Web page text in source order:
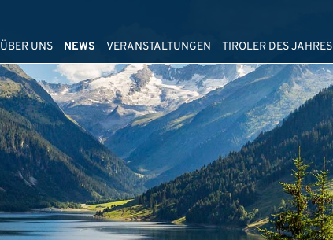
ÜBER UNS NEWS VERANSTALTUNGEN TIROLER DES JAHRES